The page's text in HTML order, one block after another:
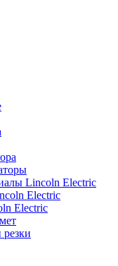
Lincoln Electric
Electric
Electric
резки